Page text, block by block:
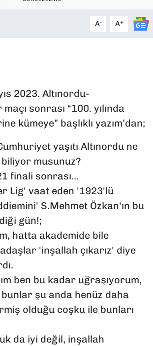
A- A+
2023. Altınordu-
sonrası “100. yılında
kümeye” başlıklı yazım’dan;
yaşıtı Altınordu ne
musunuz?
finali sonrası...
Lig' vaat eden '1923'lü
S.Mehmet Özkan'ın bu
gün!;
hatta akademide bile
'inşallah çıkarız' diye
ben bu kadar uğraşıyorum,
şu anda henüz daha
olduğu coşku ile bunları
da iyi değil, inşallah